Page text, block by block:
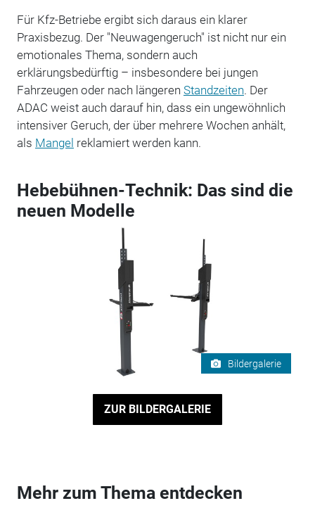
Für Kfz-Betriebe ergibt sich daraus ein klarer
Praxisbezug. Der "Neuwagengeruch" ist nicht nur ein
emotionales Thema, sondern auch
erklärungsbedürftig – insbesondere bei jungen
Fahrzeugen oder nach längeren Standzeiten. Der
ADAC weist auch darauf hin, dass ein ungewöhnlich
intensiver Geruch, der über mehrere Wochen anhält,
als Mangel reklamiert werden kann.
Hebebühnen-Technik: Das sind die
neuen Modelle
Bildergalerie
ZUR BILDERGALERIE
Mehr zum Thema entdecken